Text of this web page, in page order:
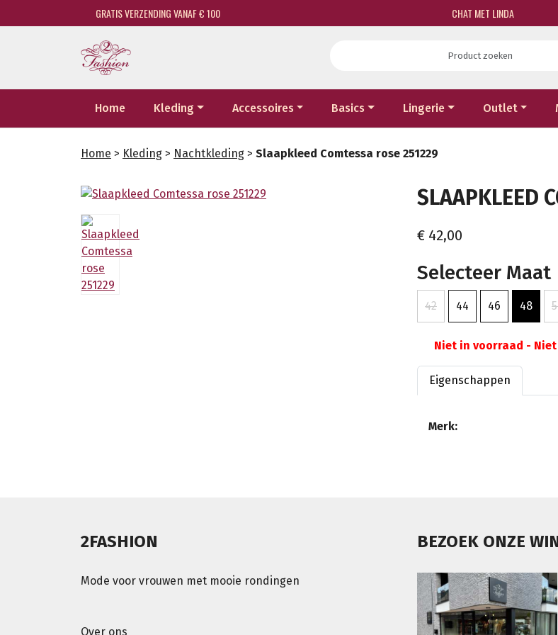
GRATIS VERZENDING VANAF € 100 CHAT MET LINDA
Home Kleding Accessoires Basics Lingerie Outlet
Home > Kleding > Nachtkleding > Slaapkleed Comtessa rose 251229
SLAAPKLEED
€ 42,00
Selecteer Maat
42 44 46 48
Niet in voorraad -
Eigenschappen
Merk:
2FASHION
Mode voor vrouwen met mooie rondingen
Over ons
BEZOEK ONZE